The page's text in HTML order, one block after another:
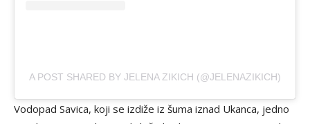
A POST SHARED BY JELENA ZIKICH (@JELENAZIKICH)
Vodopad Savica, koji se izdiže iz šuma iznad Ukanca, jedno